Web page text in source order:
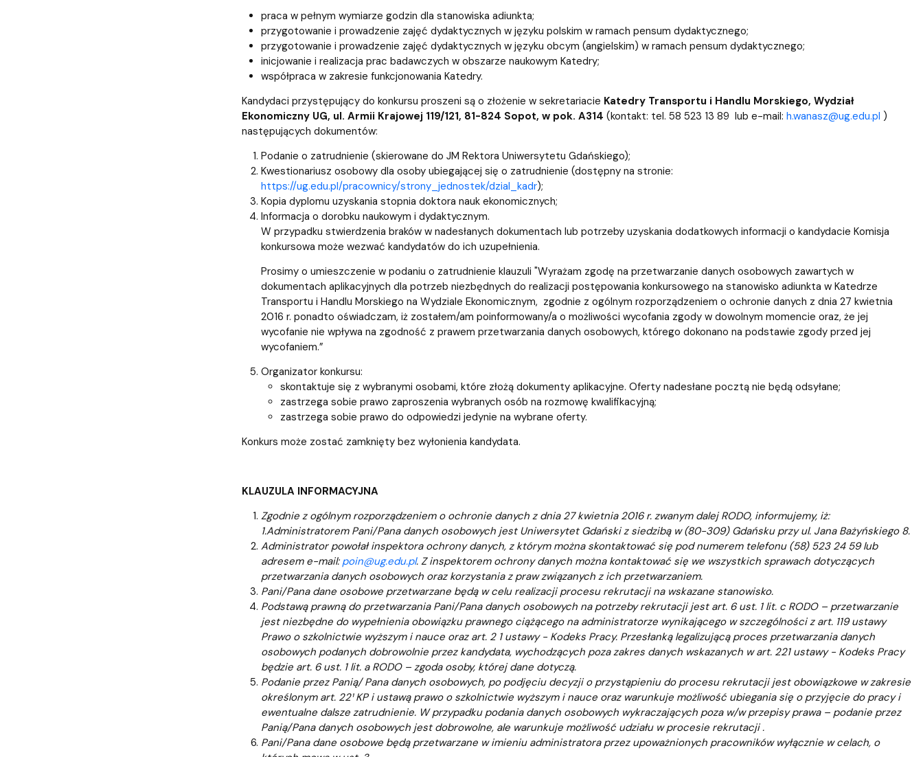
praca w pełnym wymiarze godzin dla stanowiska adiunkta;
przygotowanie i prowadzenie zajęć dydaktycznych w języku polskim w ramach pensum dydaktycznego;
przygotowanie i prowadzenie zajęć dydaktycznych w języku obcym (angielskim) w ramach pensum dydaktycznego;
inicjowanie i realizacja prac badawczych w obszarze naukowym Katedry;
współpraca w zakresie funkcjonowania Katedry.
Kandydaci przystępujący do konkursu proszeni są o złożenie w sekretariacie Katedry Transportu i Handlu Morskiego, Wydział
Ekonomiczny UG, ul. Armii Krajowej 119/121, 81-824 Sopot, w pok. A314 (kontakt: tel. 58 523 13 89 lub e-mail: h.wanasz@ug.edu.pl )
następujących dokumentów:
Podanie o zatrudnienie (skierowane do JM Rektora Uniwersytetu Gdańskiego);
Kwestionariusz osobowy dla osoby ubiegającej się o zatrudnienie (dostępny na stronie:
https://ug.edu.pl/pracownicy/strony_jednostek/dzial_kadr);
Kopia dyplomu uzyskania stopnia doktora nauk ekonomicznych;
Informacja o dorobku naukowym i dydaktycznym.
W przypadku stwierdzenia braków w nadesłanych dokumentach lub potrzeby uzyskania dodatkowych informacji o kandydacie Komisja
konkursowa może wezwać kandydatów do ich uzupełnienia.
Prosimy o umieszczenie w podaniu o zatrudnienie klauzuli "Wyrażam zgodę na przetwarzanie danych osobowych zawartych w
dokumentach aplikacyjnych dla potrzeb niezbędnych do realizacji postępowania konkursowego na stanowisko adiunkta w Katedrze
Transportu i Handlu Morskiego na Wydziale Ekonomicznym, zgodnie z ogólnym rozporządzeniem o ochronie danych z dnia 27 kwietnia
2016 r. ponadto oświadczam, iż zostałem/am poinformowany/a o możliwości wycofania zgody w dowolnym momencie oraz, że jej
wycofanie nie wpływa na zgodność z prawem przetwarzania danych osobowych, którego dokonano na podstawie zgody przed jej
wycofaniem.”
Organizator konkursu:
skontaktuje się z wybranymi osobami, które złożą dokumenty aplikacyjne. Oferty nadesłane pocztą nie będą odsyłane;
zastrzega sobie prawo zaproszenia wybranych osób na rozmowę kwalifikacyjną;
zastrzega sobie prawo do odpowiedzi jedynie na wybrane oferty.
Konkurs może zostać zamknięty bez wyłonienia kandydata.
KLAUZULA INFORMACYJNA
Zgodnie z ogólnym rozporządzeniem o ochronie danych z dnia 27 kwietnia 2016 r. zwanym dalej RODO, informujemy, iż:
1.Administratorem Pani/Pana danych osobowych jest Uniwersytet Gdański z siedzibą w (80-309) Gdańsku przy ul. Jana Bażyńskiego 8.
Administrator powołał inspektora ochrony danych, z którym można skontaktować się pod numerem telefonu (58) 523 24 59 lub
adresem e-mail: poin@ug.edu.pl. Z inspektorem ochrony danych można kontaktować się we wszystkich sprawach dotyczących
przetwarzania danych osobowych oraz korzystania z praw związanych z ich przetwarzaniem.
Pani/Pana dane osobowe przetwarzane będą w celu realizacji procesu rekrutacji na wskazane stanowisko.
Podstawą prawną do przetwarzania Pani/Pana danych osobowych na potrzeby rekrutacji jest art. 6 ust. 1 lit. c RODO – przetwarzanie
jest niezbędne do wypełnienia obowiązku prawnego ciążącego na administratorze wynikającego w szczególności z art. 119 ustawy
Prawo o szkolnictwie wyższym i nauce oraz art. 2 1 ustawy - Kodeks Pracy. Przesłanką legalizującą proces przetwarzania danych
osobowych podanych dobrowolnie przez kandydata, wychodzących poza zakres danych wskazanych w art. 221 ustawy - Kodeks Pracy
będzie art. 6 ust. 1 lit. a RODO – zgoda osoby, której dane dotyczą.
Podanie przez Panią/ Pana danych osobowych, po podjęciu decyzji o przystąpieniu do procesu rekrutacji jest obowiązkowe w zakresie
określonym art. 22¹ KP i ustawą prawo o szkolnictwie wyższym i nauce oraz warunkuje możliwość ubiegania się o przyjęcie do pracy i
ewentualne dalsze zatrudnienie. W przypadku podania danych osobowych wykraczających poza w/w przepisy prawa – podanie przez
Panią/Pana danych osobowych jest dobrowolne, ale warunkuje możliwość udziału w procesie rekrutacji .
Pani/Pana dane osobowe będą przetwarzane w imieniu administratora przez upoważnionych pracowników wyłącznie w celach, o